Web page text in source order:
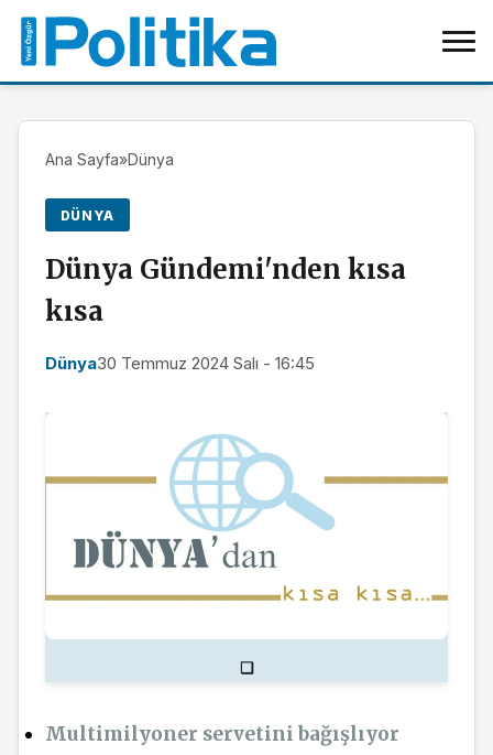
Ana Sayfa»Dünya
DÜNYA
Dünya Gündemi'nden kısa
kısa
Dünya30 Temmuz 2024 Salı - 16:45
❏
Multimilyoner servetini bağışlıyor